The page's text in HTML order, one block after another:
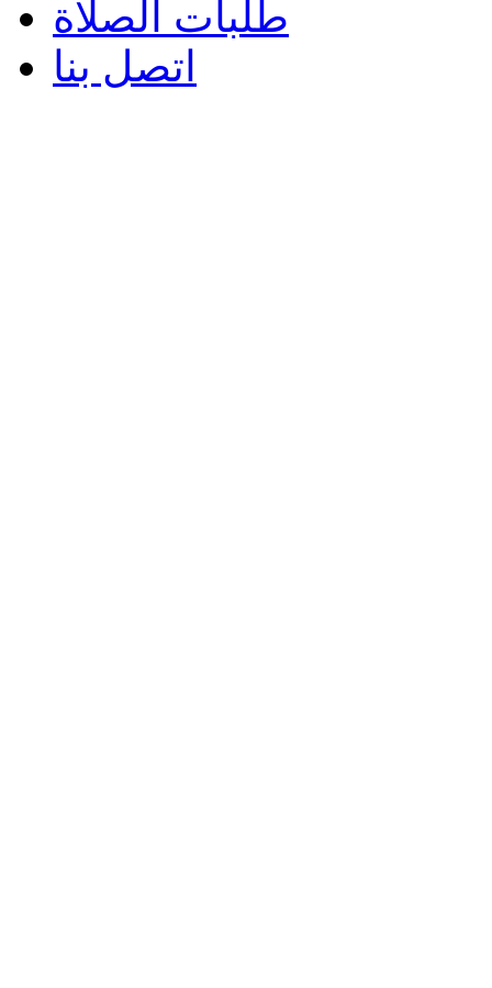
طلبات الصلاة
اتصل بنا